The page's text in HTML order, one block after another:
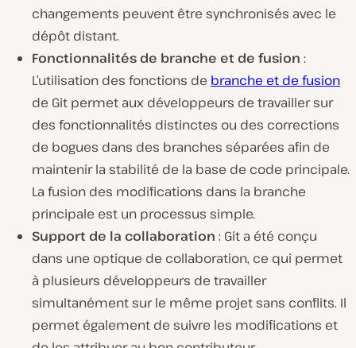
changements peuvent être synchronisés avec le
dépôt distant.
Fonctionnalités de branche et de fusion :
L’utilisation des fonctions de branche et de fusion
de Git permet aux développeurs de travailler sur
des fonctionnalités distinctes ou des corrections
de bogues dans des branches séparées afin de
maintenir la stabilité de la base de code principale.
La fusion des modifications dans la branche
principale est un processus simple.
Support de la collaboration : Git a été conçu
dans une optique de collaboration, ce qui permet
à plusieurs développeurs de travailler
simultanément sur le même projet sans conflits. Il
permet également de suivre les modifications et